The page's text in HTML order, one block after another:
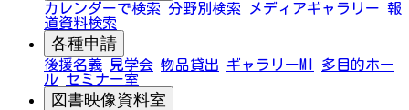
カレンダーで検索 分野別検索 メディアギャラリー 報
道資料検索
各種申請
後援名義 見学会 物品貸出 ギャラリーMI
多目的ホー
ル セミナー室
図書映像資料室